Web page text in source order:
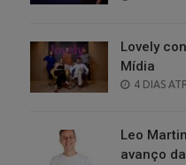
Lovely
Mídia
POSTED
4 DIAS
Leo
avanço